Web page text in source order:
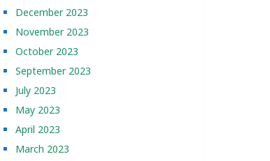
December 2023
November 2023
October 2023
September 2023
July 2023
May 2023
April 2023
March 2023